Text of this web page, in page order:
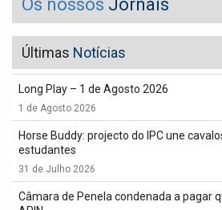
Os nossos Jornais
Últimas Notícias
Long Play – 1 de Agosto 2026
1 de Agosto 2026
Horse Buddy: projecto do IPC une
estudantes
31 de Julho 2026
Câmara de Penela condenada a pagar